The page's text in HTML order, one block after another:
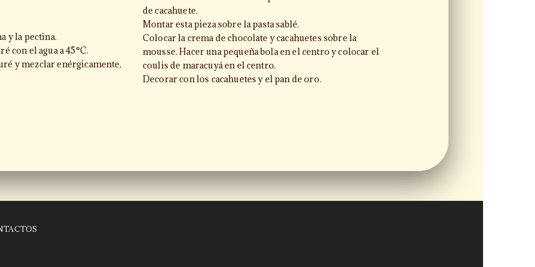
y la pectina.
con el agua a 45°C.
y mezclar enérgicamente,
de cacahuete.
Montar esta pieza sobre la pasta sablé.
Colocar la crema de chocolate y cacahuetes sobre la
mousse. Hacer una pequeña bola en el centro y colocar el
coulis de maracuyá en el centro.
Decorar con los cacahuetes y el pan de oro.